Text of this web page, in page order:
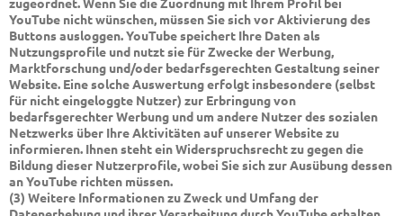
YouTube nicht wünschen, müssen Sie sich vor Aktivierung des
Buttons ausloggen. YouTube speichert Ihre Daten als
Nutzungsprofile und nutzt sie für Zwecke der Werbung,
Marktforschung und/oder bedarfsgerechten Gestaltung seiner
Website. Eine solche Auswertung erfolgt insbesondere (selbst
für nicht eingeloggte Nutzer) zur Erbringung von
bedarfsgerechter Werbung und um andere Nutzer des sozialen
Netzwerks über Ihre Aktivitäten auf unserer Website zu
informieren. Ihnen steht ein Widerspruchsrecht zu gegen die
Bildung dieser Nutzerprofile, wobei Sie sich zur Ausübung dessen
an YouTube richten müssen.
(3) Weitere Informationen zu Zweck und Umfang der